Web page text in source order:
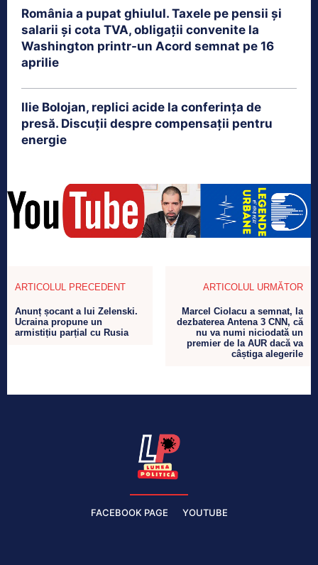
România a pupat ghiulul. Taxele pe pensii și
salarii și cota TVA, obligații convenite la
Washington printr-un Acord semnat pe 16
aprilie
Ilie Bolojan, replici acide la conferința de
presă. Discuții despre compensații pentru
energie
ARTICOLUL PRECEDENT
Anunț șocant a lui Zelenski.
Ucraina propune un
armistițiu parțial cu Rusia
ARTICOLUL URMĂTOR
Marcel Ciolacu a semnat, la
dezbaterea Antena 3 CNN, că
nu va numi niciodată un
premier de la AUR dacă va
câștiga alegerile
FACEBOOK PAGE YOUTUBE